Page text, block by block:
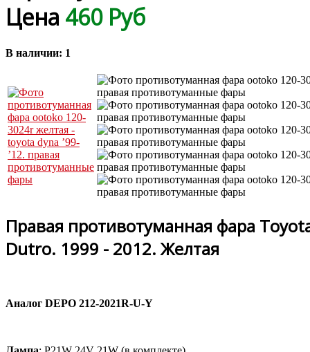
Цена 460 Руб
В наличии: 1
Правая противотуманная фара
Dutro. 1999 - 2012. Желтая
Аналог DEPO 212-2021R-U-Y